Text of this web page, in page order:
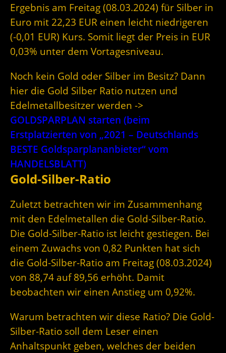
Ergebnis am Freitag (08.03.2024) für Silber in
Euro mit 22,23 EUR einen leicht niedrigeren
(-0,01 EUR) Kurs. Somit liegt der Preis in EUR
0,03% unter dem Vortagesniveau.
Noch kein Gold oder Silber im Besitz? Dann
hier die Gold Silber Ratio nutzen und
Edelmetallbesitzer werden ->
GOLDSPARPLAN starten (beim
Erstplatzierten von „2021 – Deutschlands
BESTE Goldsparplananbieter“ vom
HANDELSBLATT)
Gold-Silber-Ratio
Zuletzt betrachten wir im Zusammenhang
mit den Edelmetallen die Gold-Silber-Ratio.
Die Gold-Silber-Ratio ist leicht gestiegen. Bei
einem Zuwachs von 0,82 Punkten hat sich
die Gold-Silber-Ratio am Freitag (08.03.2024)
von 88,74 auf 89,56 erhöht. Damit
beobachten wir einen Anstieg um 0,92%.
Warum betrachten wir diese Ratio? Die Gold-
Silber-Ratio soll dem Leser einen
Anhaltspunkt geben, welches der beiden